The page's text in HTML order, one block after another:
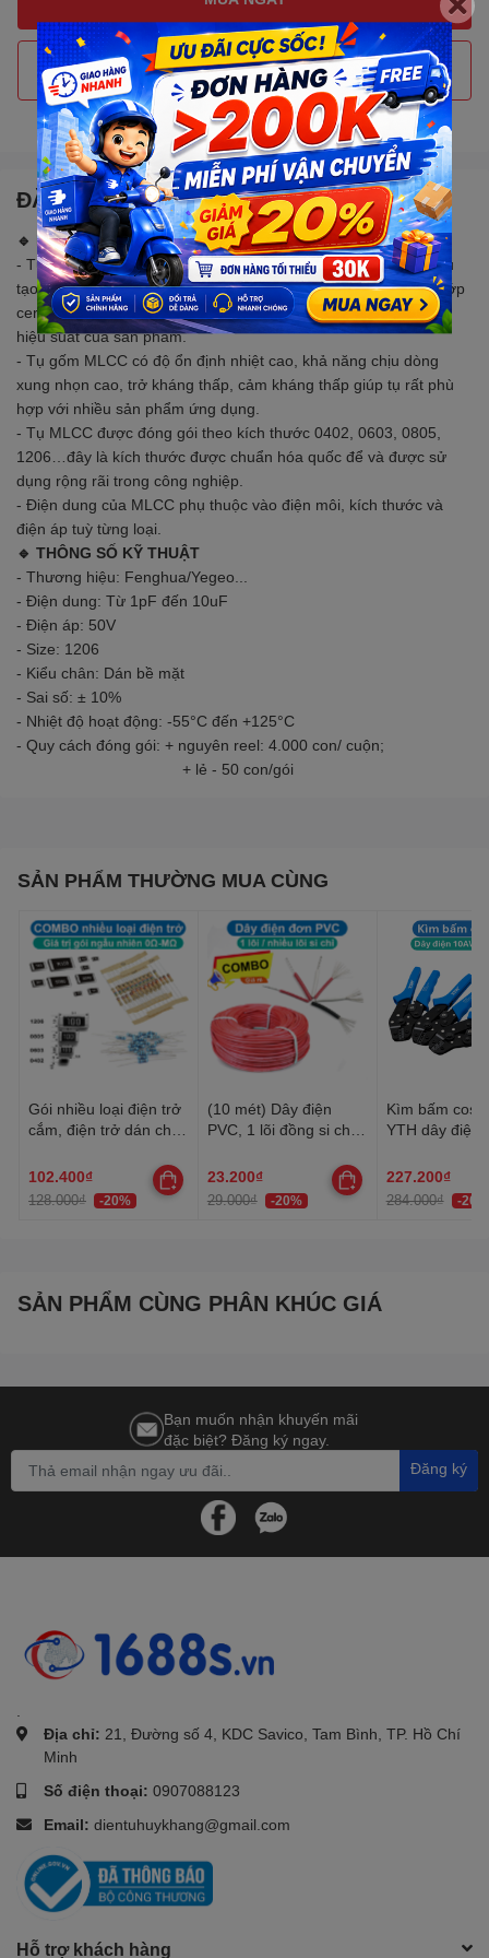
THÊM VÀO GIỎ HÀNG
Gọi đặt mua0907088123 (7:30 - 17:00)
ĐẶC ĐIỂM NỔI BẬT
🔹 MÔ TẢ SẢN PHẨM
- Tụ gốm đa lớp MLCC (Multilayer ceramic capacitor) được cấu
tạo bởi nhiều lớp ceramic và nhiều lớp dẫn điện kim loại. Các lớp
ceramic có tác dụng cách điện và làm giảm mất nhiệt để tăng
hiệu suất của sản phẩm.
- Tụ gốm MLCC có độ ổn định nhiệt cao, khả năng chịu dòng
xung nhọn cao, trở kháng thấp, cảm kháng thấp giúp tụ rất phù
hợp với nhiều sản phẩm ứng dụng.
- Tụ MLCC được đóng gói theo kích thước 0402, 0603, 0805,
1206…đây là kích thước được chuẩn hóa quốc để và được sử
dụng rộng rãi trong công nghiệp.
- Điện dung của MLCC phụ thuộc vào điện môi, kích thước và
điện áp tuỳ từng loại.
🔹 THÔNG SỐ KỸ THUẬT
- Thương hiệu: Fenghua/Yegeo...
- Điện dung: Từ 1pF đến 10uF
- Điện áp: 50V
- Size: 1206
- Kiểu chân: Dán bề mặt
- Sai số: ± 10%
- Nhiệt độ hoạt động: -55°C đến +125°C
- Quy cách đóng gói: + nguyên reel: 4.000 con/ cuộn;
+ lẻ - 50 con/gói
SẢN PHẨM THƯỜNG MUA CÙNG
Gói nhiều loại điện trở
cắm, điện trở dán cho
102.400₫
128.000₫ -20%
(10 mét) Dây điện
PVC, 1 lõi đồng si chì,
22AWG
23.200₫
29.000₫ -20%
Kìm bấm cos
YTH dây điện
227.200₫
284.000₫ -20%
SẢN PHẨM CÙNG PHÂN KHÚC GIÁ
Bạn muốn nhận khuyến mãi
đặc biệt? Đăng ký ngay.
Đăng ký
Địa chỉ: 21, Đường số 4, KDC Savico, Tam Bình, TP. Hồ Chí
Minh
Số điện thoại: 0907088123
Email: dientuhuykhang@gmail.com
Hỗ trợ khách hàng